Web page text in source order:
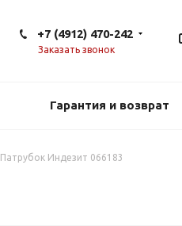
+7 (4912) 470-242
Заказать звонок
Гарантия и возврат
Патрубок Индезит 066183